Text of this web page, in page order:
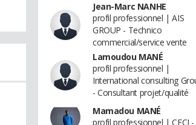
Jean-Marc NANHE
profil professionnel | AIS
GROUP - Technico
commercial/service vente
Lamoudou MANÉ
profil professionnel |
International consulting
- Consultant projet/qualité
Mamadou MANÉ
profil professionnel | CFCI -